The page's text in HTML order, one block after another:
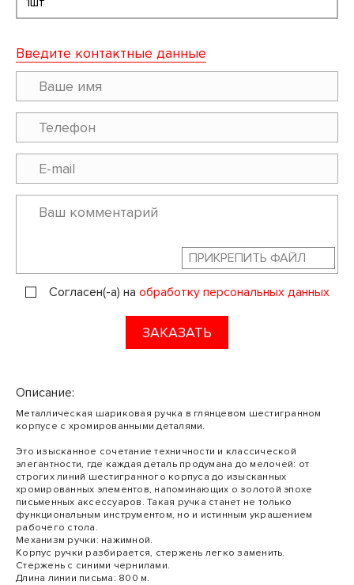
Введите контактные данные
ПРИКРЕПИТЬ ФАЙЛ
Согласен(-а) на обработку персональных данных
ЗАКАЗАТЬ
Описание:
Металлическая шариковая ручка в глянцевом шестигранном
корпусе с хромированными деталями.
Это изысканное сочетание техничности и классической
элегантности, где каждая деталь продумана до мелочей: от
строгих линий шестигранного корпуса до изысканных
хромированных элементов, напоминающих о золотой эпохе
письменных аксессуаров. Такая ручка станет не только
функциональным инструментом, но и истинным украшением
рабочего стола.
Механизм ручки: нажимной.
Корпус ручки разбирается, стержень легко заменить.
Стержень с синими чернилами.
Длина линии письма: 800 м.